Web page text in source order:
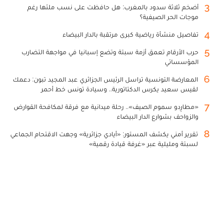
3
أضخم ثلاثة سدود بالمغرب: هل حافظت على نسب ملئها رغم
موجات الحر الصيفية؟
4 تفاصيل منشأة رياضية كبرى مرتقبة بالدار البيضاء
5
حرب الأرقام تعمق أزمة سبتة وتضع إسبانيا في مواجهة التضارب
المؤسساتي
6
المعارضة التونسية تراسل الرئيس الجزائري عبد المجيد تبون: دعمك
لقيس سعيد يكرس الدكتاتورية.. وسيادة تونس خط أحمر
7
«مطارِدو سموم الصيف».. رحلة ميدانية مع فرقة لمكافحة القوارض
والزواحف بشوارع الدار البيضاء
8
تقرير أمني يكشف المستور: «أيادي جزائرية» وجهت الاقتحام الجماعي
لسبتة ومليلية عبر «غرفة قيادة رقمية»